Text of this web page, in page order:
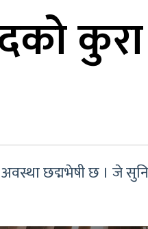
छद्मभेषी छ । जे